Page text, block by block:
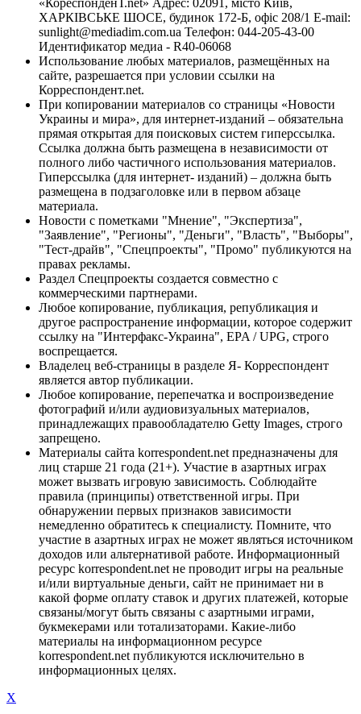
ХАРКІВСЬКЕ ШОСЕ, будинок 172-Б, офіс 208/1 E-mail:
sunlight@mediadim.com.ua Телефон: 044-205-43-00
Идентификатор медиа - R40-06068
Использование любых материалов, размещённых на
сайте, разрешается при условии ссылки на
Корреспондент.net.
При копировании материалов со страницы «Новости
Украины и мира», для интернет-изданий – обязательна
прямая открытая для поисковых систем гиперссылка.
Ссылка должна быть размещена в независимости от
полного либо частичного использования материалов.
Гиперссылка (для интернет- изданий) – должна быть
размещена в подзаголовке или в первом абзаце
материала.
Новости с пометками "Мнение", "Экспертиза",
"Заявление", "Регионы", "Деньги", "Власть", "Выборы",
"Тест-драйв", "Спецпроекты", "Промо" публикуются на
правах рекламы.
Раздел Спецпроекты создается совместно с
коммерческими партнерами.
Любое копирование, публикация, републикация и
другое распространение информации, которое содержит
ссылку на "Интерфакс-Украина", EPA / UPG, строго
воспрещается.
Владелец веб-страницы в разделе Я- Корреспондент
является автор публикации.
Любое копирование, перепечатка и воспроизведение
фотографий и/или аудиовизуальных материалов,
принадлежащих правообладателю Getty Images, строго
запрещено.
Материалы сайта korrespondent.net предназначены для
лиц старше 21 года (21+). Участие в азартных играх
может вызвать игровую зависимость. Соблюдайте
правила (принципы) ответственной игры. При
обнаружении первых признаков зависимости
немедленно обратитесь к специалисту. Помните, что
участие в азартных играх не может являться источником
доходов или альтернативой работе. Информационный
ресурс korrespondent.net не проводит игры на реальные
и/или виртуальные деньги, сайт не принимает ни в
какой форме оплату ставок и других платежей, которые
связаны/могут быть связаны с азартными играми,
букмекерами или тотализаторами. Какие-либо
материалы на информационном ресурсе
korrespondent.net публикуются исключительно в
информационных целях.
X